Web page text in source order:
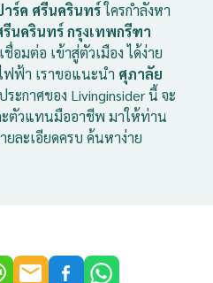
ร์ค ศรีนครินทร์ใครกำลังหา
นครินทร์ กรุงเทพกรีฑา
ชื่อมต่อ เข้าสู่ตัวเมือง ได้ง่าย
ฟฟ้า เราขอแนะนำ ศุภาลัย
ะกาศของ Livinginsider นี้ จะ
ะตัวแทนมืออาชีพ มาให้ท่าน
ยละเอียดครบ ค้นหาง่าย